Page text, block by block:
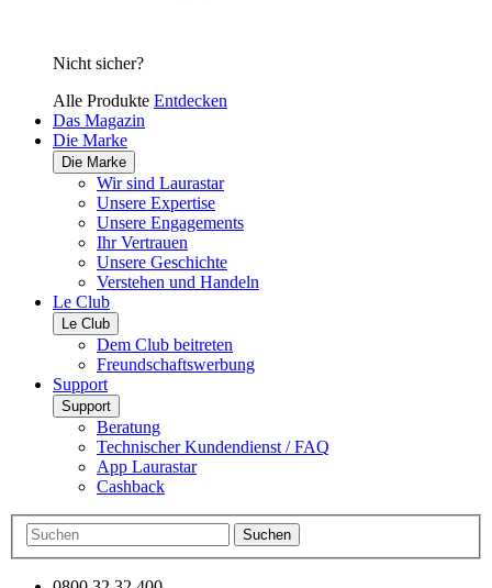
Nicht sicher?
Alle Produkte Entdecken
Das Magazin
Die Marke
Die Marke
Wir sind Laurastar
Unsere Expertise
Unsere Engagements
Ihr Vertrauen
Unsere Geschichte
Verstehen und Handeln
Le Club
Le Club
Dem Club beitreten
Freundschaftswerbung
Support
Support
Beratung
Technischer Kundendienst / FAQ
App Laurastar
Cashback
Suchen